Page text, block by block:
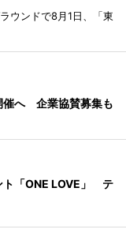
ウンドで8月1日、「東
催へ 企業協賛募集も
ト「ONE LOVE」 テ